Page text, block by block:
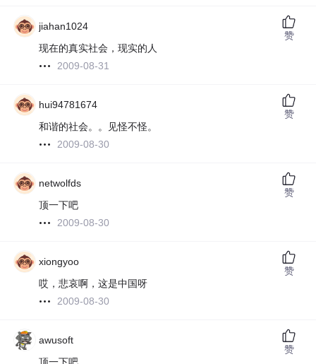
jiahan1024
现在的真实社会，现实的人
2009-08-31
赞
hui94781674
和谐的社会。。见怪不怪。
2009-08-30
赞
netwolfds
顶一下吧
2009-08-30
赞
xiongyoo
哎，悲哀啊，这是中国呀
2009-08-30
赞
awusoft
赞